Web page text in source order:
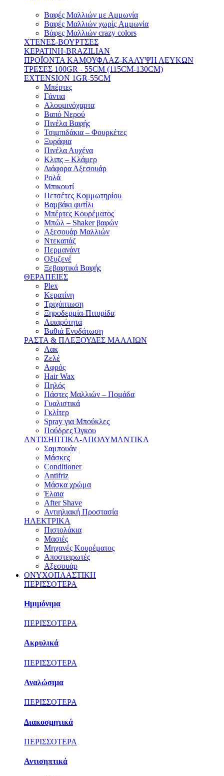
Βαφές Μαλλιών με Αμμωνία
Βαφές Μαλλιών χωρίς Aμμωνία
Βάφες Μαλλιών crazy colors
ΧΤΕΝΕΣ-ΒΟΥΡΤΣΕΣ
ΚΕΡΑΤΙΝΗ-BRAZILIAN
ΠΡΟΪΟΝΤΑ ΚΑΜΟΥΦΛΑΖ-ΚΑΛΥΨΗ ΛΕΥΚΩΝ
ΤΡΕΣΕΣ 100GR - 55CM (115CM-130CM)
EXTENSION 1GR-55CM
Μπέρτες
Γάντια
Αλουμινόχαρτα
Βαπό Νερού
Πινέλα Βαφής
Τσιμπιδάκια – Φουρκέτες
Ξυράφια
Πινέλα Αυχένα
Κλιπς – Κλάμερ
Διάφορα Αξεσουάρ
Ρολά
Μπικουτί
Πετσέτες Κομμωτηρίου
Βαμβάκι φυτίλι
Μπέρτες Κουρέματος
Μπώλ – Shaker βαφών
Αξεσουάρ Μαλλιών
Ντεκαπάζ
Περμανάντ
Οξυζενέ
Ξεβαφτικά Βαφής
ΘΕΡΑΠΕΙΕΣ
Plex
Κερατίνη
Τριχόπτωση
Ξηροδερμία-Πιτυρίδα
Λιπαρότητα
Βαθιά Ενυδάτωση
ΡΑΣΤΑ & ΠΛΕΞΟΥΔΕΣ ΜΑΛΛΙΩΝ
Λακ
Ζελέ
Αφρός
Hair Wax
Πηλός
Πάστες Μαλλιών – Πομάδα
Γυαλιστικά
Γκλίτερ
Spray για Μπούκλες
Πούδρες Όγκου
ΑΝΤΙΣΗΠΤΙΚΑ-ΑΠΟΛΥΜΑΝΤΙΚΑ
Σαμπουάν
Μάσκες
Conditioner
Antifriz
Μάσκα χρώμα
Έλαια
After Shave
Αντιηλιακή Προστασία
ΗΛΕΚΤΡΙΚΑ
Πιστολάκια
Μασιές
Μηχανές Κουρέματος
Αποστειρωτές
Αξεσουάρ
ΟΝΥΧΟΠΛΑΣΤΙΚΗ
ΠΕΡΙΣΣΟΤΕΡΑ
Ημιμόνιμα
ΠΕΡΙΣΣΟΤΕΡΑ
Ακρυλικά
ΠΕΡΙΣΣΟΤΕΡΑ
Αναλώσιμα
ΠΕΡΙΣΣΟΤΕΡΑ
Διακοσμητικά
ΠΕΡΙΣΣΟΤΕΡΑ
Αντισηπτικά